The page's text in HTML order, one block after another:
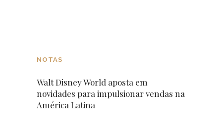
NOTAS
Walt Disney World aposta em
novidades para impulsionar vendas na
América Latina